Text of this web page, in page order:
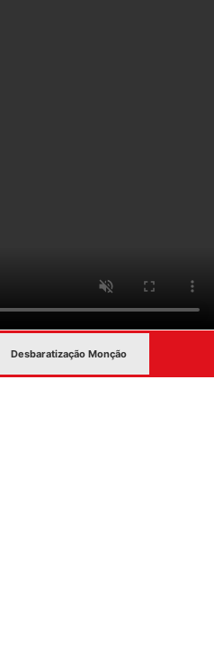
Desbaratização Monção